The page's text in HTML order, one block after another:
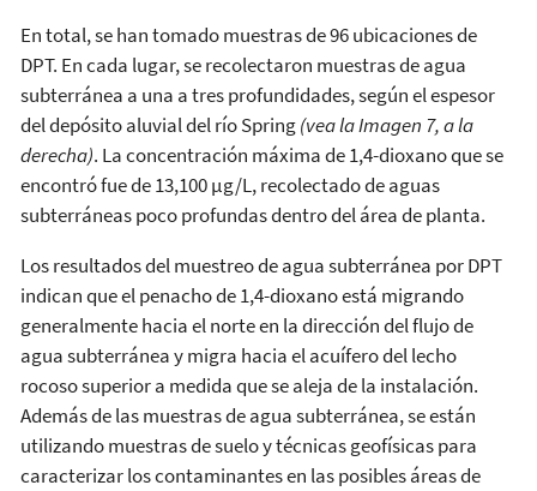
En total, se han tomado muestras de 96 ubicaciones de
DPT. En cada lugar, se recolectaron muestras de agua
subterránea a una a tres profundidades, según el espesor
del depósito aluvial del río Spring(vea la Imagen 7, a la
derecha). La concentración máxima de 1,4-dioxano que se
encontró fue de 13,100 µg/L, recolectado de aguas
subterráneas poco profundas dentro del área de planta.
Los resultados del muestreo de agua subterránea por DPT
indican que el penacho de 1,4-dioxano está migrando
generalmente hacia el norte en la dirección del flujo de
agua subterránea y migra hacia el acuífero del lecho
rocoso superior a medida que se aleja de la instalación.
Además de las muestras de agua subterránea, se están
utilizando muestras de suelo y técnicas geofísicas para
caracterizar los contaminantes en las posibles áreas de